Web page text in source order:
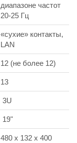
диапазоне частот
20-25 Гц
«сухие» контакты,
LAN
12 (не более 12)
13
3U
19"
480 x 132 x 400